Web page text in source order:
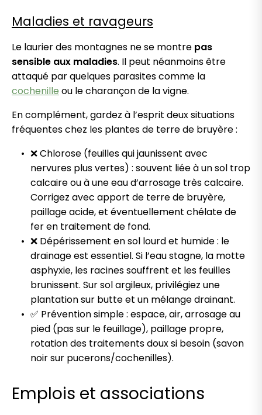
Maladies et ravageurs
Le laurier des montagnes ne se montre pas
sensible aux maladies. Il peut néanmoins être
attaqué par quelques parasites comme la
cochenille ou le charançon de la vigne.
En complément, gardez à l’esprit deux situations
fréquentes chez les plantes de terre de bruyère :
❌ Chlorose (feuilles qui jaunissent avec
nervures plus vertes) : souvent liée à un sol trop
calcaire ou à une eau d’arrosage très calcaire.
Corrigez avec apport de terre de bruyère,
paillage acide, et éventuellement chélate de
fer en traitement de fond.
❌ Dépérissement en sol lourd et humide : le
drainage est essentiel. Si l’eau stagne, la motte
asphyxie, les racines souffrent et les feuilles
brunissent. Sur sol argileux, privilégiez une
plantation sur butte et un mélange drainant.
✅ Prévention simple : espace, air, arrosage au
pied (pas sur le feuillage), paillage propre,
rotation des traitements doux si besoin (savon
noir sur pucerons/cochenilles).
Emplois et associations